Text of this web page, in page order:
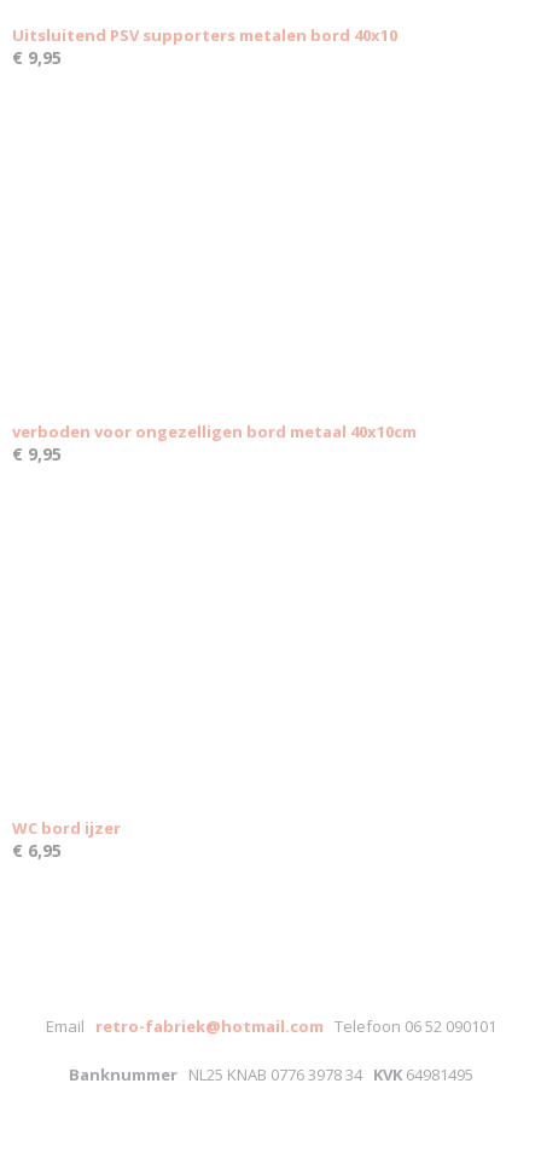
Uitsluitend PSV supporters metalen bord 40x10
€ 9,95
verboden voor ongezelligen bord metaal 40x10cm
€ 9,95
WC bord ijzer
€ 6,95
Email retro-fabriek@hotmail.com Telefoon 06 52 090101
Banknummer NL25 KNAB 0776 3978 34 KVK64981495